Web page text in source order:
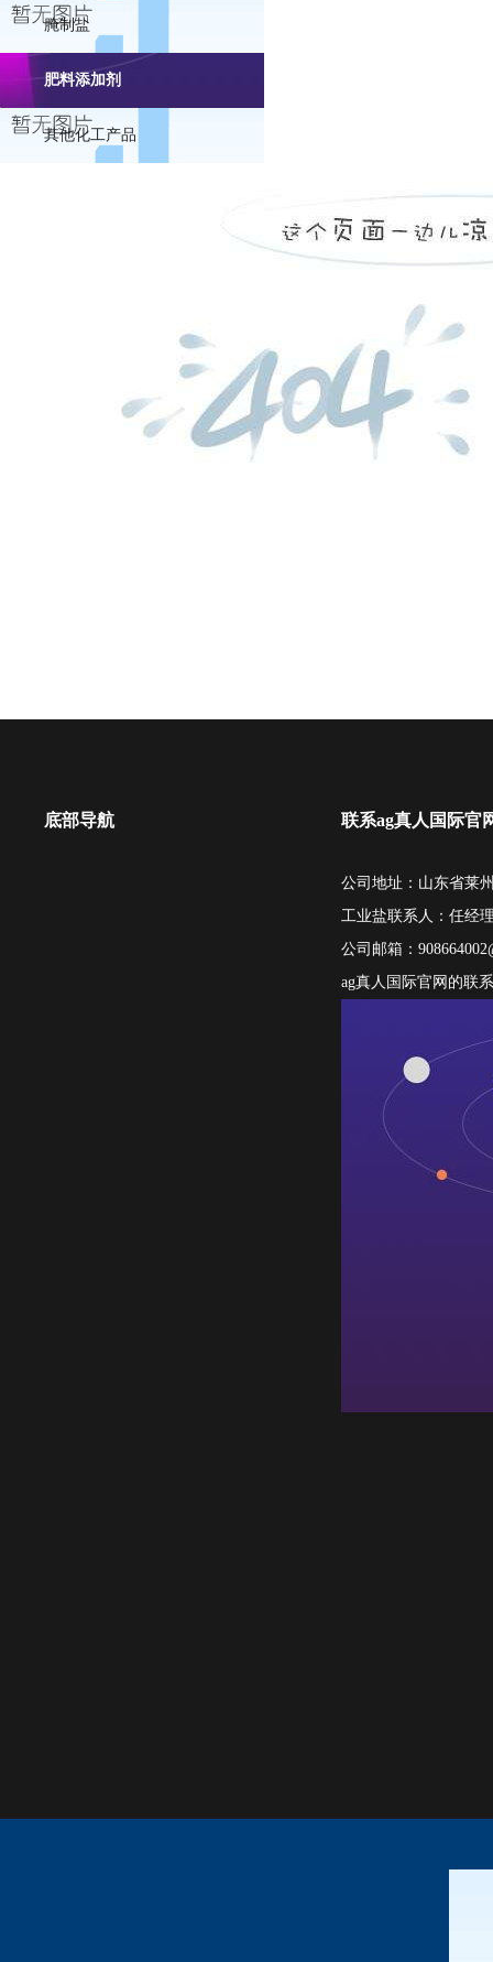
腌制盐
肥料添加剂
其他化工产品
底部导航 联系ag真人国际官
公司地址：山东省莱
工业盐联系人：任经
公司邮箱：
ag真人国际官网的联